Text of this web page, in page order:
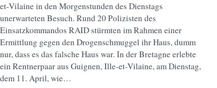
et-Vilaine in den Morgenstunden des Dienstags
unerwarteten Besuch. Rund 20 Polizisten des
Einsatzkommandos RAID stürmten im Rahmen einer
Ermittlung gegen den Drogenschmuggel ihr Haus, dumm
nur, dass es das falsche Haus war. In der Bretagne erlebte
ein Rentnerpaar aus Guignen, Ille-et-Vilaine, am Dienstag,
dem 11. April, wie…